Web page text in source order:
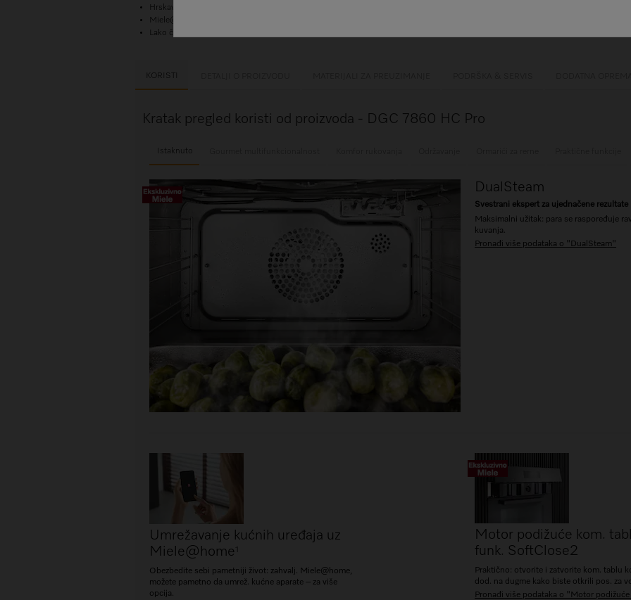
Hrskavo spolja, sočno iznutra –
Miele@home – omogućavanje WiFi umrežavanja uređaja +
Lako čišćenje – #HydroClean#
KORISTI
Kratak pregled koristi od proizvoda - DGC 7860 HC Pro
Istaknuto
DualSteam
Svestrani ekspert za ujednačene rezultate
Maksimalni užitak: para se raspoređuje
kuvanja.
Pronađi više podataka o "DualSteam"
Umrežavanje kućnih uređaja uz
Miele@home
Obezbedite sebi pametniji život: zahvalj. Miele@home,
možete pametno da umrež. kućne aparate – za više
opcija.
Motor podižuće kom.
funk. SoftClose2
Praktično: otvorite i zatvorite kom. tablu
dod. na dugme kako biste otkrili pos. za
Pronađi više podataka o "Motor